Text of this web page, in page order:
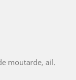
moutarde, ail.